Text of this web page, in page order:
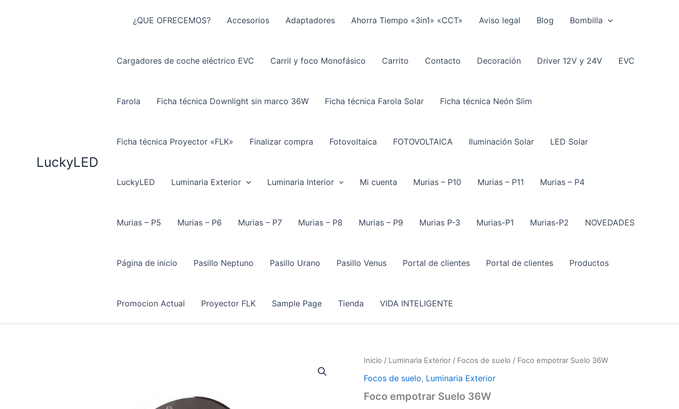
LuckyLED
¿QUE OFRECEMOS? Accesorios Adaptadores Ahorra Tiempo «3in1» «CCT» Aviso legal Blog Bombilla
Cargadores de coche eléctrico EVC Carril y foco Monofásico Carrito Contacto Decoración Driver 12V y 24V EVC
Farola Ficha técnica Downlight sin marco 36W Ficha técnica Farola Solar Ficha técnica Neón Slim
Ficha técnica Proyector «FLK» Finalizar compra Fotovoltaica FOTOVOLTAICA Iluminación Solar LED Solar
LuckyLED Luminaria Exterior Luminaria Interior Mi cuenta Murias – P10 Murias – P11 Murias – P4
Murias – P5 Murias – P6 Murias – P7 Murias – P8 Murias – P9 Murias P-3 Murias-P1 Murias-P2 NOVEDADES
Página de inicio Pasillo Neptuno Pasillo Urano Pasillo Venus Portal de clientes Portal de clientes Productos
Promocion Actual Proyector FLK Sample Page Tienda VIDA INTELIGENTE
Inicio / Luminaria Exterior / Focos de suelo / Foco empotrar Suelo 36W
Focos de suelo, Luminaria Exterior
Foco empotrar Suelo 36W